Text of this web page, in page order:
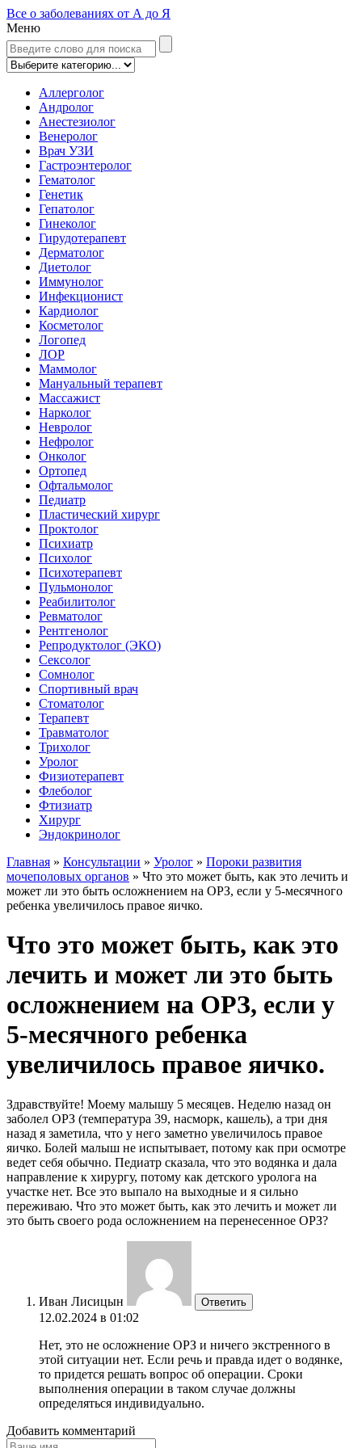
Все о заболеваниях от А до Я
Меню
Аллерголог
Андролог
Анестезиолог
Венеролог
Врач УЗИ
Гастроэнтеролог
Гематолог
Генетик
Гепатолог
Гинеколог
Гирудотерапевт
Дерматолог
Диетолог
Иммунолог
Инфекционист
Кардиолог
Косметолог
Логопед
ЛОР
Маммолог
Мануальный терапевт
Массажист
Нарколог
Невролог
Нефролог
Онколог
Ортопед
Офтальмолог
Педиатр
Пластический хирург
Проктолог
Психиатр
Психолог
Психотерапевт
Пульмонолог
Реабилитолог
Ревматолог
Рентгенолог
Репродуктолог (ЭКО)
Сексолог
Сомнолог
Спортивный врач
Стоматолог
Терапевт
Травматолог
Трихолог
Уролог
Физиотерапевт
Флеболог
Фтизиатр
Хирург
Эндокринолог
Главная » Консультации » Уролог » Пороки развития
мочеполовых органов » Что это может быть, как это лечить и
может ли это быть осложнением на ОРЗ, если у 5-месячного
ребенка увеличилось правое яичко.
Что это может быть, как это
лечить и может ли это быть
осложнением на ОРЗ, если у
5-месячного ребенка
увеличилось правое яичко.
Здравствуйте! Моему малышу 5 месяцев. Неделю назад он
заболел ОРЗ (температура 39, насморк, кашель), а три дня
назад я заметила, что у него заметно увеличилось правое
яичко. Болей малыш не испытывает, потому как при осмотре
ведет себя обычно. Педиатр сказала, что это водянка и дала
направление к хирургу, потому как детского уролога на
участке нет. Все это выпало на выходные и я сильно
переживаю. Что это может быть, как это лечить и может ли
это быть своего рода осложнением на перенесенное ОРЗ?
Иван Лисицын Ответить
12.02.2024 в 01:02
Нет, это не осложнение ОРЗ и ничего экстренного в
этой ситуации нет. Если речь и правда идет о водянке,
то придется решать вопрос об операции. Сроки
выполнения операции в таком случае должны
определяться индивидуально.
Добавить комментарий